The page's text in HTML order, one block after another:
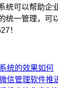
统可以帮助企
统一管理，可
！
统的效果如何
信管理软件推